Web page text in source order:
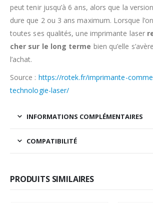
peut tenir jusqu’à 6 ans, alors que la
dure que 2 ou 3 ans maximum. Lorsque
toutes ses qualités, une imprimante laser
cher sur le long terme bien qu’elle
l’achat.
Source : https://rotek.fr/imprimante-
technologie-laser/
INFORMATIONS COMPLÉMENTAIRES
COMPATIBILITÉ
PRODUITS SIMILAIRES